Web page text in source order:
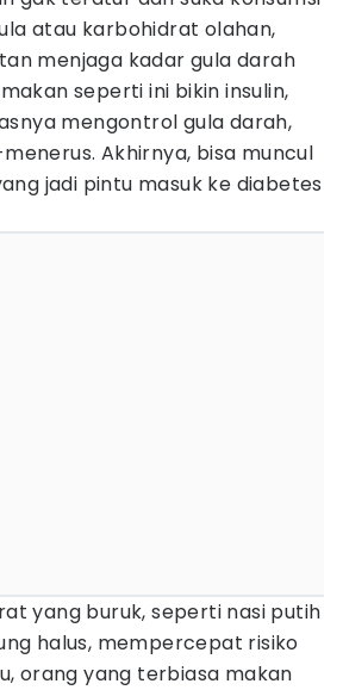
atau karbohidrat olahan,
menjaga kadar gula darah
seperti ini bikin insulin,
mengontrol gula darah,
Akhirnya, bisa muncul
jadi pintu masuk ke diabetes
yang buruk, seperti nasi putih
halus, mempercepat risiko
orang yang terbiasa makan